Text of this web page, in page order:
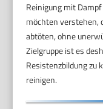
Reinigung mit
möchten verstehen,
abtöten, ohne
Zielgruppe ist es
Resistenzbildung zu
reinigen.